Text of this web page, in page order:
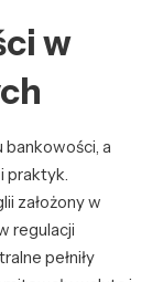
w
a
praktyk.
założony w
regulacji
pełniły